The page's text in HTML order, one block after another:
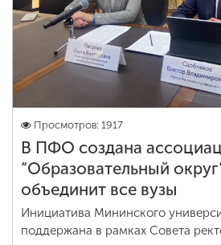
Наука
Международная
Другие виды
деятельности
Студенческая жизнь
Просмотров: 1917
В ПФО создана
“Образовательный
объединит все вузы
Инициатива Мининского
поддержана в рамках Совета